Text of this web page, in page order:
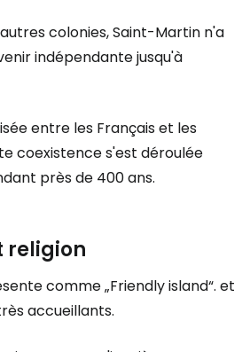
colonies, Saint-Martin n'a
indépendante jusqu'à
entre les Français et les
coexistence s'est déroulée
près de 400 ans.
religion
comme„Friendly island“. et
accueillants.